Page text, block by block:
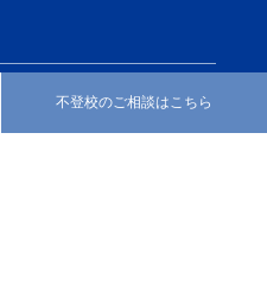
不登校のご相談はこちら
twitter